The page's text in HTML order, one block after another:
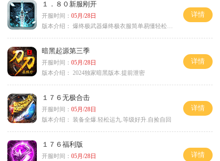
１．８０新服刚开
开服时间： 05月/28日
版本介绍： 爆终极武器爆终极衣服简单易懂轻松满级
详情
暗黑起源第三季
开服时间： 05月/28日
版本介绍： 2024独家暗黑版本.提前泄密
详情
１７６无极合击
开服时间： 05月/28日
版本介绍： 装备全爆.轻松运九.等级好升.自捡自回
详情
１７６福利版
开服时间： 05月/28日
详情